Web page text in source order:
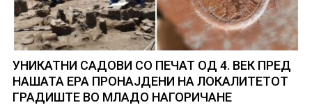
УНИКАТНИ САДОВИ СО ПЕЧАТ ОД 4. ВЕК ПРЕД
НАШАТА ЕРА ПРОНАЈДЕНИ НА ЛОКАЛИТЕТОТ
ГРАДИШТЕ ВО МЛАДО НАГОРИЧАНЕ